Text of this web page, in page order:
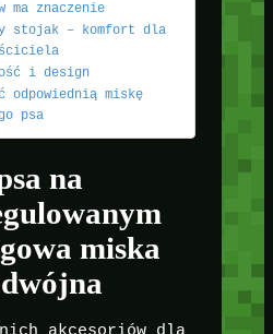
ma znaczenie
stojak – komfort dla
i design
odpowiednią miskę
psa
na
miska